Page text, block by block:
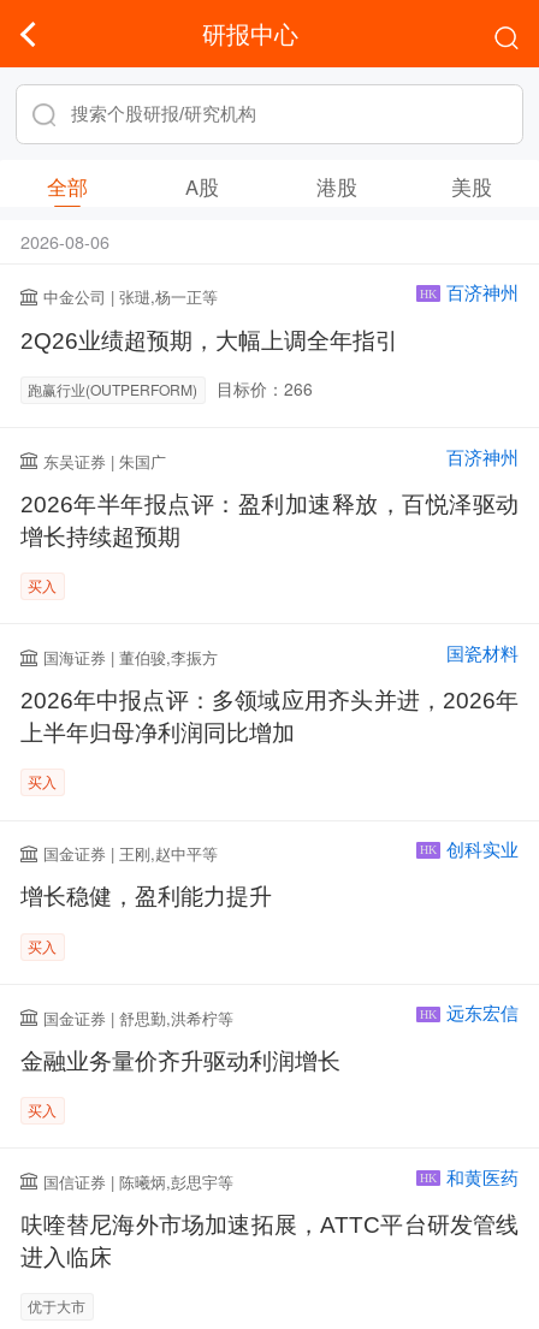
研报中心
全部 A股 港股 美股
2026-08-06
中金公司 | 张琎,杨一正等 HK 百济神州
2Q26业绩超预期，大幅上调全年指引
跑赢行业(OUTPERFORM) 目标价：266
东吴证券 | 朱国广 百济神州
2026年半年报点评：盈利加速释放，百悦泽驱动
增长持续超预期
买入
国海证券 | 董伯骏,李振方 国瓷材料
2026年中报点评：多领域应用齐头并进，2026年
上半年归母净利润同比增加
买入
国金证券 | 王刚,赵中平等 HK 创科实业
增长稳健，盈利能力提升
买入
国金证券 | 舒思勤,洪希柠等 HK 远东宏信
金融业务量价齐升驱动利润增长
买入
国信证券 | 陈曦炳,彭思宇等 HK 和黄医药
呋喹替尼海外市场加速拓展，ATTC平台研发管线
进入临床
优于大市